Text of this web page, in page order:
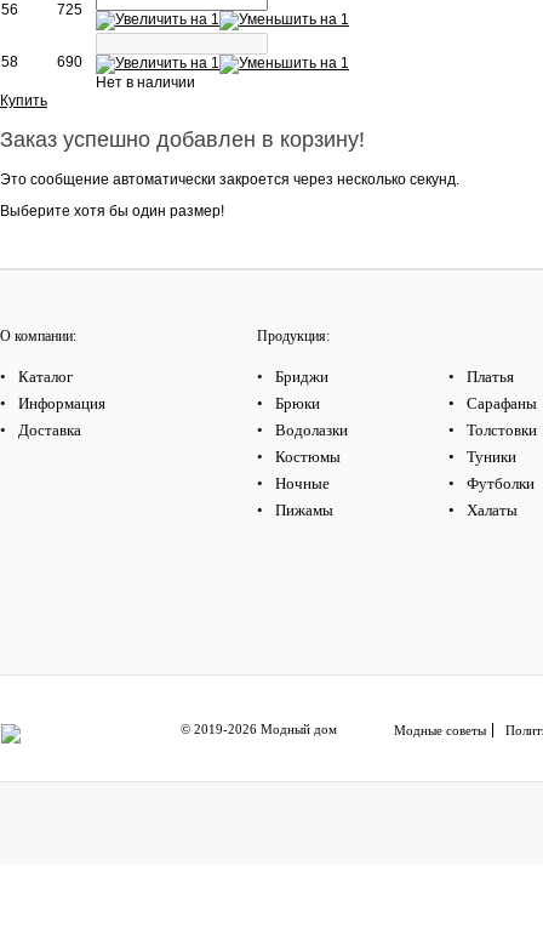
56
725
58
690
Нет в наличии
Купить
Заказ успешно добавлен в корзину!
Это сообщение автоматически закроется через несколько секунд.
Выберите хотя бы один размер!
О компании:
Каталог
Информация
Доставка
Продукция:
Бриджи
Брюки
Водолазки
Костюмы
Ночные
Пижамы
Платья
Сарафаны
Толстовки
Туники
Футболки
Халаты
© 2019-2026 Модный дом Модные советы